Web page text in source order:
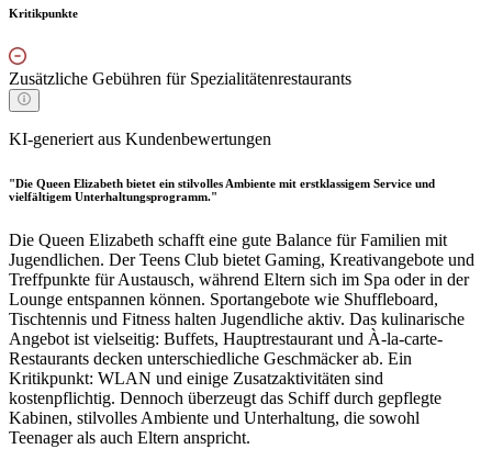
Kritikpunkte
Zusätzliche Gebühren für Spezialitätenrestaurants
KI-generiert aus Kundenbewertungen
"Die Queen Elizabeth bietet ein stilvolles Ambiente mit erstklassigem Service und
vielfältigem Unterhaltungsprogramm."
Die Queen Elizabeth schafft eine gute Balance für Familien mit
Jugendlichen. Der Teens Club bietet Gaming, Kreativangebote und
Treffpunkte für Austausch, während Eltern sich im Spa oder in der
Lounge entspannen können. Sportangebote wie Shuffleboard,
Tischtennis und Fitness halten Jugendliche aktiv. Das kulinarische
Angebot ist vielseitig: Buffets, Hauptrestaurant und À-la-carte-
Restaurants decken unterschiedliche Geschmäcker ab. Ein
Kritikpunkt: WLAN und einige Zusatzaktivitäten sind
kostenpflichtig. Dennoch überzeugt das Schiff durch gepflegte
Kabinen, stilvolles Ambiente und Unterhaltung, die sowohl
Teenager als auch Eltern anspricht.